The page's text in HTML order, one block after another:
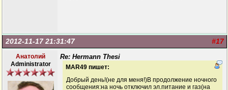
#17
2012-11-17 21:31:47
Анатолий
Administrator
Re: Hermann Thesi
MAR49 пишет:
Добрый день!(не для меня!)В продолжение ночного
сообщения:на ночь отключил эл.питание и газ(на